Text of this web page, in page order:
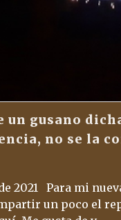
un gusano
no se la
2021 Para mi
un poco el